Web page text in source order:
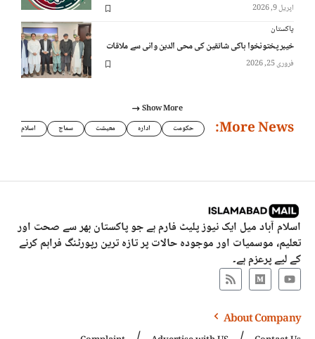
اپریل 9, 2026
پاکستان
خیبر پختونخوا ہاکی شائقین کی محی الدین وانی سے ملاقات
فروری 25, 2026
Show More
More News: حکومت ادارہ معیشت سماج اسلام
اسلام آباد میل ایک نیوز پلیٹ فارم ہے جو پاکستان بھر سے صحت اور
تعلیم، موسمیات اور موجودہ حالات پر تازہ ترین رپورٹنگ فراہم کرنے
کے لیے پرعزم ہے۔
About Company